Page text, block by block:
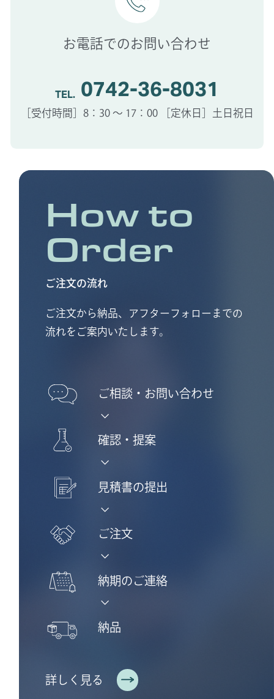
お電話でのお問い合わせ
TEL. 0742-36-8031
［受付時間］8：30 〜 17：00 ［定休日］土日祝日
How to
Order
ご注文の流れ
ご注文から納品、アフターフォローまでの
流れをご案内いたします。
ご相談・ お問い合わせ
確認・提案
見積書の提出
ご注文
納期のご連絡
納品
詳しく見る